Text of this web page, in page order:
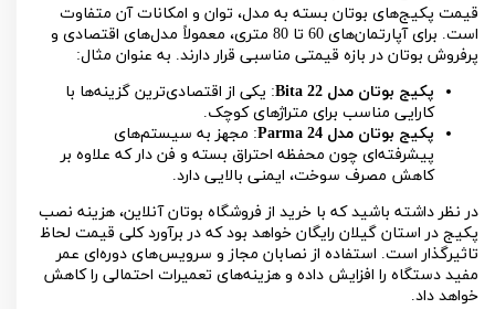
قیمت پکیج‌های بوتان بسته به مدل، توان و امکانات آن متفاوت
است. برای آپارتمان‌های 60 تا 80 متری، معمولاً مدل‌های اقتصادی و
پرفروش بوتان در بازه قیمتی مناسبی قرار دارند. به عنوان مثال:
پکیج بوتان مدل Bita 22
: یکی از اقتصادی‌ترین گزینه‌ها با
کارایی مناسب برای متراژهای کوچک.
پکیج بوتان مدل Parma 24
: مجهز به سیستم‌های
پیشرفته‌ای چون محفظه احتراق بسته و فن دار که علاوه بر
کاهش مصرف سوخت، ایمنی بالایی دارد.
در نظر داشته باشید که با خرید از فروشگاه بوتان آنلاین، هزینه نصب
پکیج در استان گیلان رایگان خواهد بود که در برآورد کلی قیمت لحاظ
تاثیرگذار است. استفاده از نصابان مجاز و سرویس‌های دوره‌ای عمر
مفید دستگاه را افزایش داده و هزینه‌های تعمیرات احتمالی را کاهش
خواهد داد.